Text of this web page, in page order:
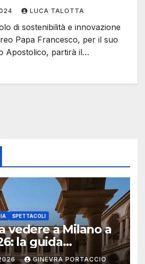
LUCA TALOTTA
di sostenibilità e innovazione
Papa Francesco, per il suo
Apostolico, partirà il…
SPETTACOLI
vedere a Milano a
la guida
GINEVRA PORTACCIO